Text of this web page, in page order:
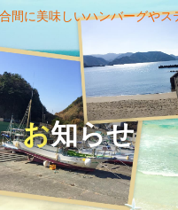
間に美味しいハンバーグやス
お知らせ